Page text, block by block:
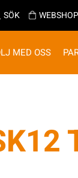
SÖK WEBSHOP
MED OSS